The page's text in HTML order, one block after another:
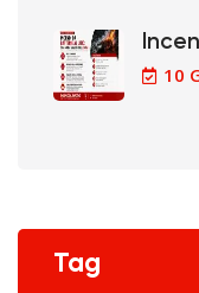
10
Tag